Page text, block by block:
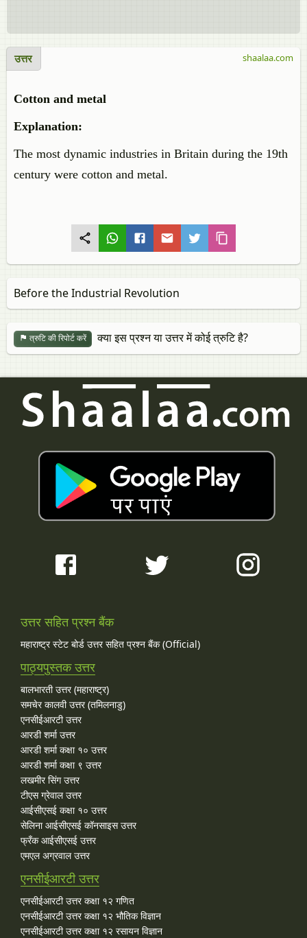
उत्तर
Cotton and metal
Explanation:
The most dynamic industries in Britain during the 19th
century were cotton and metal.
shaalaa.com
Before the Industrial Revolution
त्रुटि की रिपोर्ट करें क्या इस प्रश्न या उत्तर में कोई त्रुटि है?
उत्तर सहित प्रश्न बैंक
महाराष्ट्र स्टेट बोर्ड उत्तर सहित प्रश्न बैंक (Official)
पाठ्यपुस्तक उत्तर
बालभारती उत्तर (महाराष्ट्र)
समचेर कालवी उत्तर (तमिलनाडु)
एनसीईआरटी उत्तर
आरडी शर्मा उत्तर
आरडी शर्मा कक्षा १० उत्तर
आरडी शर्मा कक्षा ९ उत्तर
लखमीर सिंग उत्तर
टीएस ग्रेवाल उत्तर
आईसीएसई कक्षा १० उत्तर
सेलिना आईसीएसई कॉनसाइस उत्तर
फ्रँक आईसीएसई उत्तर
एमएल अग्रवाल उत्तर
एनसीईआरटी उत्तर
एनसीईआरटी उत्तर कक्षा १२ गणित
एनसीईआरटी उत्तर कक्षा १२ भौतिक विज्ञान
एनसीईआरटी उत्तर कक्षा १२ रसायन विज्ञान